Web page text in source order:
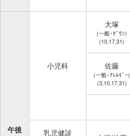
午後
小児科
大塚
(一般･ﾀﾞｳﾝ)
(10,17,31)
佐藤
(一般･ｱﾚﾙｷﾞｰ)
(3,10,17,31)
乳児健診